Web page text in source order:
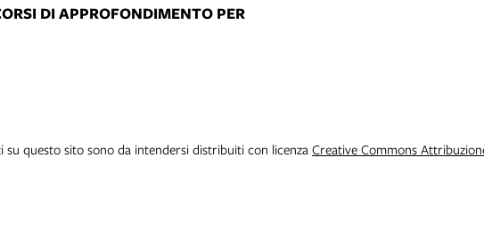
DI APPROFONDIMENTO PER
questo sito sono da intendersi distribuiti con licenza Creative Commons